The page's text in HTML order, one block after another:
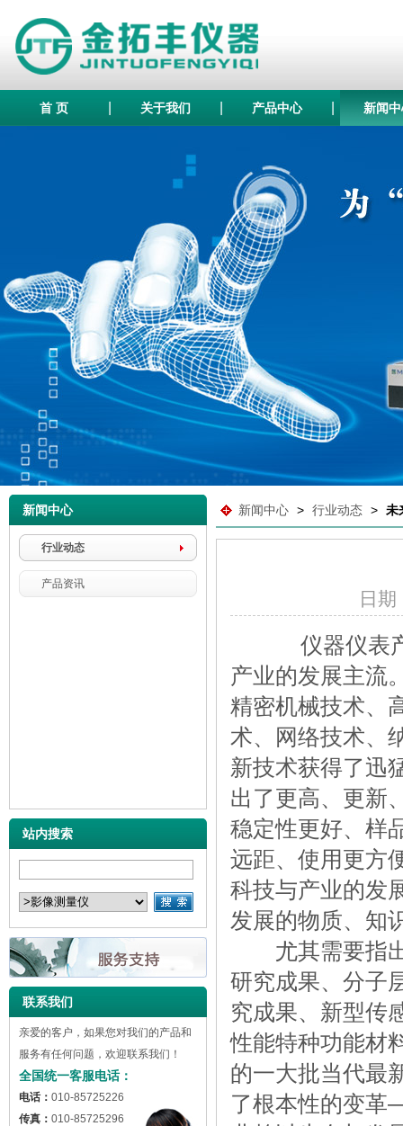
首 页 关于我们 产品中心 新闻
新闻中心
行业动态
产品资讯
站内搜索
联系我们
亲爱的客户，如果您对我们的产品和
服务有任何问题，欢迎联系我们！
全国统一客服电话：
电话： 010-85725226
传真： 010-85725296
新闻中心 > 行业动态 > 未
日
仪器仪表产
产业的发展主流
精密机械技术、
术、网络技术、
新技术获得了迅
出了更高、更新
稳定性更好、样
远距、使用更方
科技与产业的发
发展的物质、知
尤其需要指出
研究成果、分子
究成果、新型传
性能特种功能材
的一大批当代最
了根本性的变革